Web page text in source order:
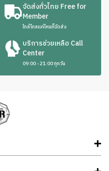
จัดส่งทั่วไทย Free for
Member
ใกล้ไกลแค่ไหนก็จัดส่ง
บริการช่วยเหลือ Call
Center
09:00 - 21:00 ทุกวัน